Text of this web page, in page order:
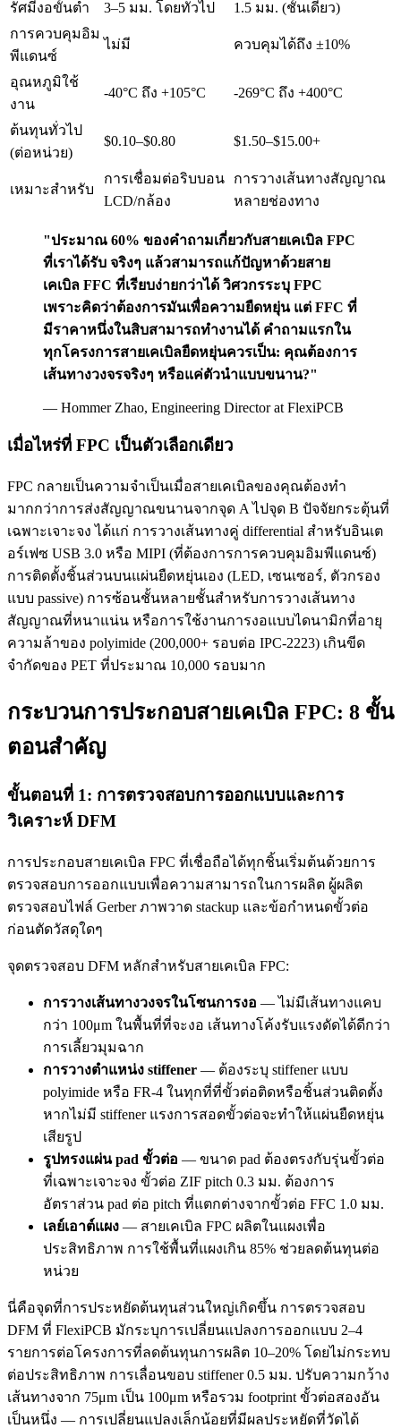
รัศมีงอขั้นต่ำ 3–5 มม. โดยทั่วไป
1.5 มม. (ชั้นเดียว)
การควบคุมอิม
พีแดนซ์
ไม่มี ควบคุมได้ถึง ±10%
อุณหภูมิใช้
งาน
-40°C ถึง +105°C -269°C ถึง +400°C
ต้นทุนทั่วไป
(ต่อหน่วย)
$0.10–$0.80 $1.50–$15.00+
เหมาะสำหรับ
การเชื่อมต่อริบบอน
LCD/กล้อง
การวางเส้นทางสัญญาณ
หลายช่องทาง
"ประมาณ 60% ของคำถามเกี่ยวกับสายเคเบิล FPC
ที่เราได้รับ จริงๆ แล้วสามารถแก้ปัญหาด้วยสาย
เคเบิล FFC ที่เรียบง่ายกว่าได้ วิศวกรระบุ FPC
เพราะคิดว่าต้องการมันเพื่อความยืดหยุ่น แต่ FFC ที่
มีราคาหนึ่งในสิบสามารถทำงานได้ คำถามแรกใน
ทุกโครงการสายเคเบิลยืดหยุ่นควรเป็น: คุณต้องการ
เส้นทางวงจรจริงๆ หรือแค่ตัวนำแบบขนาน?"
— Hommer Zhao, Engineering Director at FlexiPCB
เมื่อไหร่ที่ FPC เป็นตัวเลือกเดียว
FPC กลายเป็นความจำเป็นเมื่อสายเคเบิลของคุณต้องทำ
มากกว่าการส่งสัญญาณขนานจากจุด A ไปจุด B ปัจจัยกระตุ้นที่
เฉพาะเจาะจง ได้แก่ การวางเส้นทางคู่ differential สำหรับอินเต
อร์เฟซ USB 3.0 หรือ MIPI (ที่ต้องการการควบคุมอิมพีแดนซ์)
การติดตั้งชิ้นส่วนบนแผ่นยืดหยุ่นเอง (LED, เซนเซอร์, ตัวกรอง
แบบ passive) การซ้อนชั้นหลายชั้นสำหรับการวางเส้นทาง
สัญญาณที่หนาแน่น หรือการใช้งานการงอแบบไดนามิกที่อายุ
ความล้าของ polyimide (200,000+ รอบต่อ IPC-2223) เกินขีด
จำกัดของ PET ที่ประมาณ 10,000 รอบมาก
กระบวนการประกอบสายเคเบิล FPC: 8 ขั้น
ตอนสำคัญ
ขั้นตอนที่ 1: การตรวจสอบการออกแบบและการ
วิเคราะห์ DFM
การประกอบสายเคเบิล FPC ที่เชื่อถือได้ทุกชิ้นเริ่มต้นด้วยการ
ตรวจสอบการออกแบบเพื่อความสามารถในการผลิต ผู้ผลิต
ตรวจสอบไฟล์ Gerber ภาพวาด stackup และข้อกำหนดขั้วต่อ
ก่อนตัดวัสดุใดๆ
จุดตรวจสอบ DFM หลักสำหรับสายเคเบิล FPC:
การวางเส้นทางวงจรในโซนการงอ — ไม่มีเส้นทางแคบ
กว่า 100μm ในพื้นที่ที่จะงอ เส้นทางโค้งรับแรงดัดได้ดีกว่า
การเลี้ยวมุมฉาก
การวางตำแหน่ง stiffener — ต้องระบุ stiffener แบบ
polyimide หรือ FR-4 ในทุกที่ที่ขั้วต่อติดหรือชิ้นส่วนติดตั้ง
หากไม่มี stiffener แรงการสอดขั้วต่อจะทำให้แผ่นยืดหยุ่น
เสียรูป
รูปทรงแผ่น pad ขั้วต่อ — ขนาด pad ต้องตรงกับรุ่นขั้วต่อ
ที่เฉพาะเจาะจง ขั้วต่อ ZIF pitch 0.3 มม. ต้องการ
อัตราส่วน pad ต่อ pitch ที่แตกต่างจากขั้วต่อ FFC 1.0 มม.
เลย์เอาต์แผง — สายเคเบิล FPC ผลิตในแผงเพื่อ
ประสิทธิภาพ การใช้พื้นที่แผงเกิน 85% ช่วยลดต้นทุนต่อ
หน่วย
นี่คือจุดที่การประหยัดต้นทุนส่วนใหญ่เกิดขึ้น การตรวจสอบ
DFM ที่ FlexiPCB มักระบุการเปลี่ยนแปลงการออกแบบ 2–4
รายการต่อโครงการที่ลดต้นทุนการผลิต 10–20% โดยไม่กระทบ
ต่อประสิทธิภาพ การเลื่อนขอบ stiffener 0.5 มม. ปรับความกว้าง
เส้นทางจาก 75μm เป็น 100μm หรือรวม footprint ขั้วต่อสองอัน
เป็นหนึ่ง — การเปลี่ยนแปลงเล็กน้อยที่มีผลประหยัดที่วัดได้